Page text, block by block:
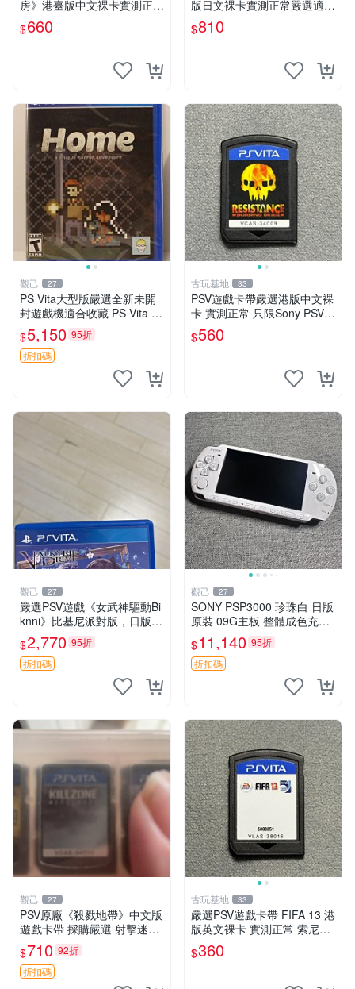
房》港臺版中文裸卡實測正常
嚴選直銷僅售不退不換單次2
張起享優惠 煉金工房 游戲卡
$660
版日文裸卡實測正常嚴選適合
收藏2張起享優惠 假面騎士
創生 PSV 卡帶
$810
觀己 27
PS Vita大型版嚴選全新未開
封遊戲機適合收藏 PS Vita 新
型號 家用遊戲機 直營店優選
$5,150 95折
折扣碼
古玩基地 33
PSV遊戲卡帶嚴選港版中文裸
卡 實測正常 只限Sony PSV運
行 二合一折扣優惠 psv 港版
卡帶
$560
觀己 27
嚴選PSV遊戲《女武神驅動Bi
knni》比基尼派對版，日版原
裝，PSV獨佔新古態，附原裝
包裝，閒置出售中。女武神 P
SV 美少女
$2,770 95折
折扣碼
觀己 27
SONY PSP3000 珍珠白 日版
原裝 09G主板 整體成色充新
不漂移 按鍵順滑 PSP3000
電腦遊戲機 PSP1189390 屏
幕老化
$11,140 95折
折扣碼
觀己 27
PSV原廠《殺戮地帶》中文版
遊戲卡帶 採購嚴選 射擊迷必
備 成色尚佳 插入即玩 殺戮地
帶 PSV 射擊 游戲
$710 92折
折扣碼
古玩基地 33
嚴選PSV遊戲卡帶 FIFA 13 港
版英文裸卡 實測正常 索尼專
用 不支持其他機器 買二送優
惠 FIFA 13 psv 港版 卡帶
$360